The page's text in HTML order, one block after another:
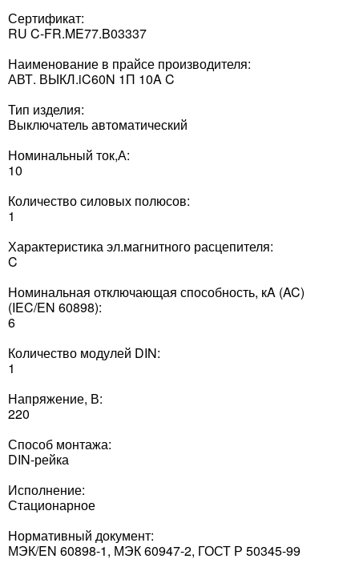
Сертификат:
RU C-FR.ME77.B03337
Наименование в прайсе производителя:
АВТ. ВЫКЛ.iC60N 1П 10A C
Тип изделия:
Выключатель автоматический
Номинальный ток,А:
10
Количество силовых полюсов:
1
Характеристика эл.магнитного расцепителя:
C
Номинальная отключающая способность, кA (AC)
(IEC/EN 60898):
6
Количество модулей DIN:
1
Напряжение, В:
220
Способ монтажа:
DIN-рейка
Исполнение:
Стационарное
Нормативный документ:
МЭК/EN 60898-1, МЭК 60947-2, ГОСТ Р 50345-99